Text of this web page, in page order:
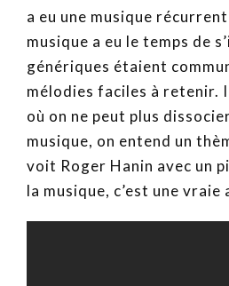
a eu une musique
musique a eu le temps de
génériques étaient
mélodies faciles à retenir.
où on ne peut plus
musique, on entend un
voit Roger Hanin avec un
la musique, c’est une vraie